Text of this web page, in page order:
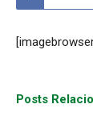
Posts